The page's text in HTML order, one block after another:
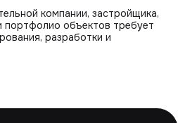
компании, застройщика,
портфолио объектов требует
разработки и